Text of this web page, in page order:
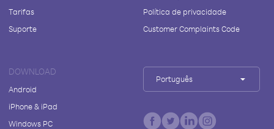
Tarifas
Suporte
Política de privacidade
Customer Complaints Code
DOWNLOAD
Android
iPhone & iPad
Windows PC
Português